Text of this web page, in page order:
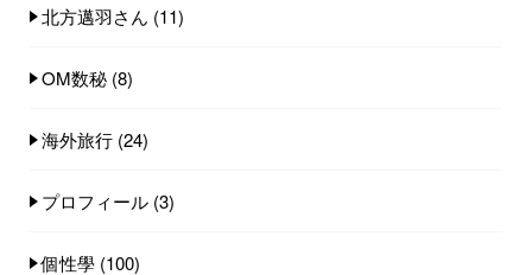
北方邁羽さん (11)
OM数秘 (8)
海外旅行 (24)
プロフィール (3)
個性學 (100)